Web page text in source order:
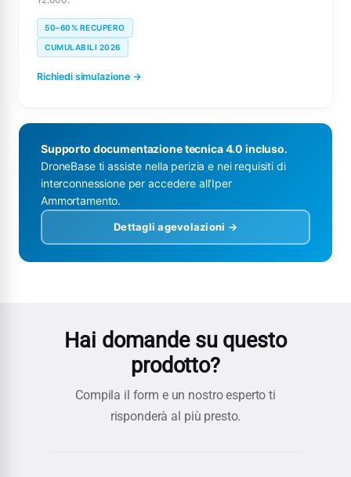
50–60% RECUPERO
CUMULABILI 2026
Richiedi simulazione →
Supporto documentazione tecnica 4.0 incluso.
DroneBase ti assiste nella perizia e nei requisiti di
interconnessione per accedere all’Iper
Ammortamento.
Dettagli agevolazioni →
Hai domande su questo
prodotto?
Compila il form e un nostro esperto ti
risponderà al più presto.